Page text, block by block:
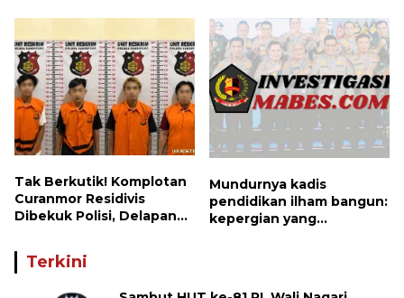
Kesehatan Gratis, hingga
Dialog Kebangsaan di
Rupat
dan Ranting Khusus
Tak Berkutik! Komplotan
Curanmor Residivis
Dibekuk Polisi, Delapan
Candipuro Terungkap
Mundurnya kadis
pendidikan ilham bangun:
kepergian yang
Terkini